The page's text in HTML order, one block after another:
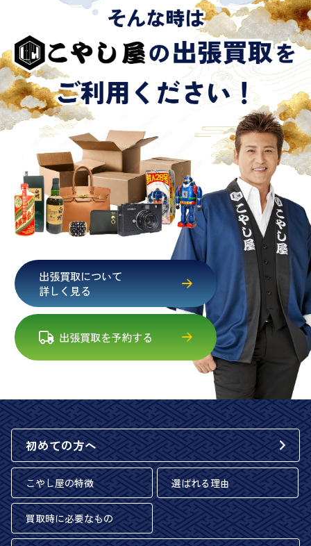
出張買取について
詳しく見る
出張買取を予約する
初めての方へ
こやし屋の特徴 選ばれる理由
買取時に必要なもの